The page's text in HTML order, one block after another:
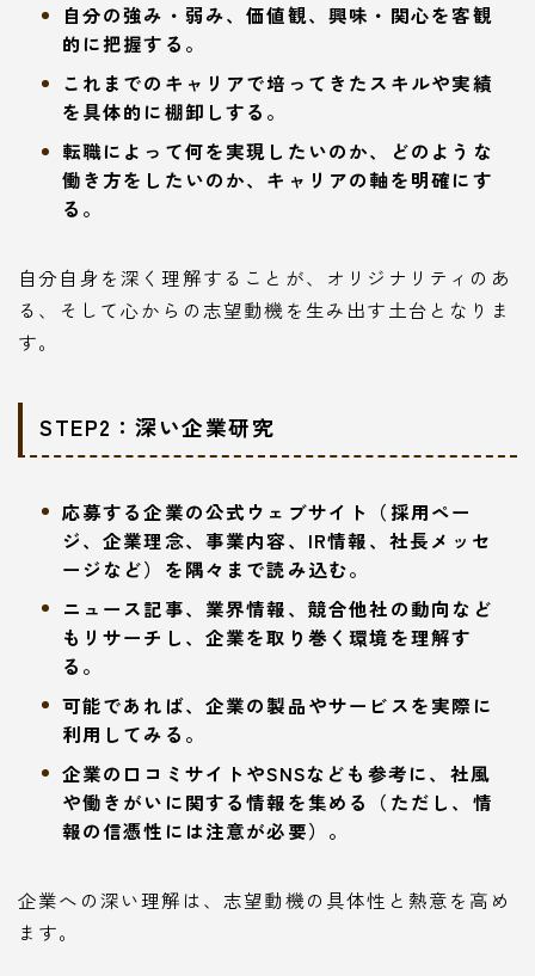
自分の強み・弱み、価値観、興味・関心を客観
的に把握する。
これまでのキャリアで培ってきたスキルや実績
を具体的に棚卸しする。
転職によって何を実現したいのか、どのような
働き方をしたいのか、キャリアの軸を明確にす
る。
自分自身を深く理解することが、オリジナリティのあ
る、そして心からの志望動機を生み出す土台となりま
す。
STEP2：深い企業研究
応募する企業の公式ウェブサイト（採用ペー
ジ、企業理念、事業内容、IR情報、社長メッセ
ージなど）を隅々まで読み込む。
ニュース記事、業界情報、競合他社の動向など
もリサーチし、企業を取り巻く環境を理解す
る。
可能であれば、企業の製品やサービスを実際に
利用してみる。
企業の口コミサイトやSNSなども参考に、社風
や働きがいに関する情報を集める（ただし、情
報の信憑性には注意が必要）。
企業への深い理解は、志望動機の具体性と熱意を高め
ます。